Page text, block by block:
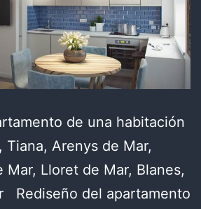
de una habitación
Tiana, Arenys de Mar,
Mar, Lloret de Mar, Blanes,
Rediseño del apartamento